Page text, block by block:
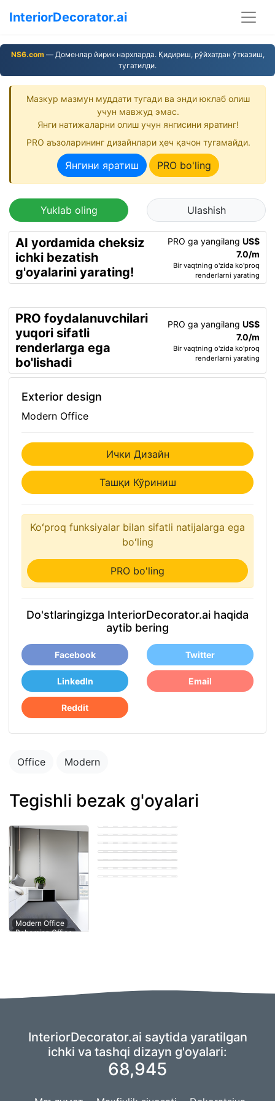
InteriorDecorator.ai
NS6.com— Доменлар йирик нархларда. Қидириш, рўйхатдан ўтказиш,
тугатилди.
Мазкур мазмун муддати тугади ва энди юклаб олиш
учун мавжуд эмас.
Янги натижаларни олиш учун янгисини яратинг!
PRO аъзоларининг дизайнлари ҳеч қачон тугамайди.
Янгини яратиш PRO bo'ling
Yuklab oling Ulashish
AI yordamida cheksiz
ichki bezatish
g'oyalarini yarating!
PRO ga yangilang US$
7.0/m
Bir vaqtning o'zida ko'proq
renderlarni yarating
PRO foydalanuvchilari
yuqori sifatli
renderlarga ega
bo'lishadi
PRO ga yangilang US$
7.0/m
Bir vaqtning o'zida ko'proq
renderlarni yarating
Exterior design
Modern Office
Ички Дизайн
Ташқи Кўриниш
Koʻproq funksiyalar bilan sifatli natijalarga ega
boʻling
PRO bo'ling
Do'stlaringizga InteriorDecorator.ai haqida
aytib bering
Facebook Twitter
LinkedIn Email
Reddit
Office Modern
Tegishli bezak g'oyalari
Modern Office
Contemporary
Office
Bohemian Office
Eastern Office
Farmhouse Office
Eastern Office
Eastern Office
Scandinavian
Office
InteriorDecorator.ai saytida yaratilgan
ichki va tashqi dizayn g'oyalari:
68,945